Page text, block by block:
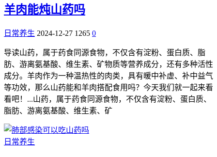
羊肉能炖山药吗
日常养生 2024-12-27 1265 0
导读山药，属于药食同源食物，不仅含有淀粉、蛋白质、脂
肪、游离氨基酸、维生素、矿物质等营养成分，还有多种活性
成分。羊肉作为一种温热性的肉类，具有暖中补虚、补中益气
等功效，那么山药能和羊肉搭配食用吗？今天我们就一起来看
看吧！...山药，属于药食同源食物，不仅含有淀粉、蛋白质、
脂肪、游离氨基酸、维生素、矿
日常养生